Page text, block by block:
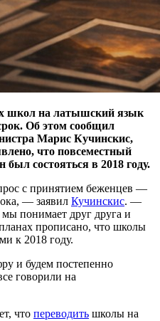
школ на латышский язык
Об этом сообщил
Марис Кучинскис,
что повсеместный
состояться в 2018 году.
с принятием беженцев —
— заявил Кучинскис. —
мы понимает друг друга и
прописано, что школы
к 2018 году.
и будем постепенно
говорили на
что переводить школы на